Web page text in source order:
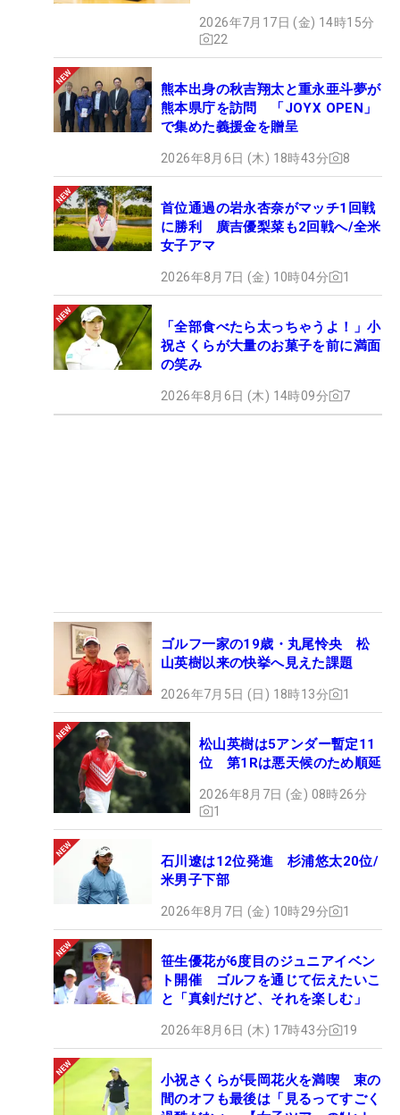
2026年7月17日 (金) 14時15分
22
熊本出身の秋吉翔太と重永亜斗夢が
熊本県庁を訪問 「JOYX OPEN」
で集めた義援金を贈呈
2026年8月6日 (木) 18時43分 8
首位通過の岩永杏奈がマッチ1回戦
に勝利 廣吉優梨菜も2回戦へ/全米
女子アマ
2026年8月7日 (金) 10時04分 1
「全部食べたら太っちゃうよ！」小
祝さくらが大量のお菓子を前に満面
の笑み
2026年8月6日 (木) 14時09分 7
ゴルフ一家の19歳・丸尾怜央 松
山英樹以来の快挙へ見えた課題
2026年7月5日 (日) 18時13分 1
松山英樹は5アンダー暫定11
位 第1Rは悪天候のため順延
2026年8月7日 (金) 08時26分
1
石川遼は12位発進 杉浦悠太20位/
米男子下部
2026年8月7日 (金) 10時29分 1
笹生優花が6度目のジュニアイベン
ト開催 ゴルフを通じて伝えたいこ
と「真剣だけど、それを楽しむ」
2026年8月6日 (木) 17時43分 19
小祝さくらが長岡花火を満喫 束の
間のオフも最後は「見るってすごく